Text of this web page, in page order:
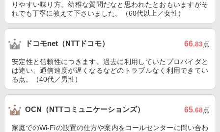
りやすい喋り方。幼稚な質問だなと思われたとおもいますがそ
れでも丁寧に教えて下さいました。（60代以上／女性）
ドコモnet（NTTドコモ） 66.83点
安定性と信頼性につきます。過去に利用していたプロバイダと
は違い、通信速度が遅くなるなどのトラブルなく利用できてい
る点。（40代／男性）
OCN（NTTコミュニケーションズ） 65.68点
家庭でのWi-Fiの設置の仕方や案内をコールセンターに問い合わ